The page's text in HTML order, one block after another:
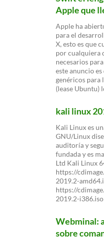
Apple que
Apple ha
para el
X, esto es que
por cualquiera
necesarios
este anuncio
genéricos para
(lease Ubuntu)
kali linux
Kali Linux es
GNU/Linux
auditoría y
fundada y es
Ltd Kali Linux
https://
2019.2-
https://
2019.2-i386.iso
Webminal:
sobre